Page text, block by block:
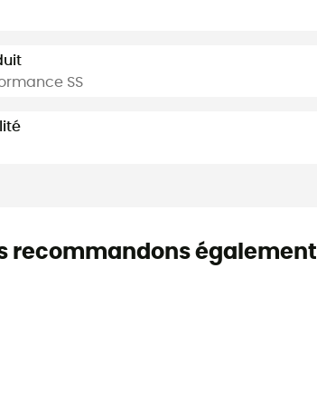
SS
recommandons également